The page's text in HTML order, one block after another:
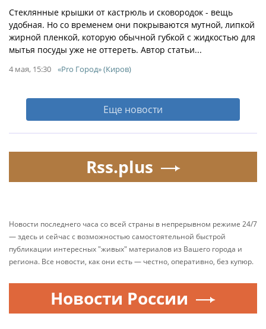
Стеклянные крышки от кастрюль и сковородок - вещь
удобная. Но со временем они покрываются мутной, липкой
жирной пленкой, которую обычной губкой с жидкостью для
мытья посуды уже не оттереть. Автор статьи...
4 мая, 15:30 «Pro Город» (Киров)
Еще новости
Rss.plus
Новости последнего часа со всей страны в непрерывном режиме 24/7
— здесь и сейчас с возможностью самостоятельной быстрой
публикации интересных "живых" материалов из Вашего города и
региона. Все новости, как они есть — честно, оперативно, без купюр.
Новости России